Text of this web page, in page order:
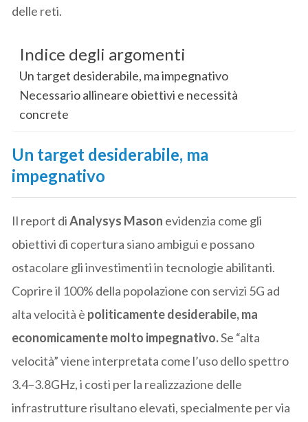
delle reti.
Indice degli argomenti
Un target desiderabile, ma impegnativo
Necessario allineare obiettivi e necessità
concrete
Un target desiderabile, ma
impegnativo
Il report diAnalysys Mason evidenzia come gli
obiettivi di copertura siano ambigui e possano
ostacolare gli investimenti in tecnologie abilitanti.
Coprire il 100% della popolazione con servizi 5G ad
alta velocità è politicamente desiderabile, ma
economicamente molto impegnativo.Se “alta
velocità” viene interpretata come l’uso dello spettro
3.4–3.8GHz, i costi per la realizzazione delle
infrastrutture risultano elevati, specialmente per via